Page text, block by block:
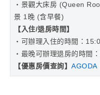
・景觀大床房 (Queen
景 1晚 (含早餐)
【入住/退房時間】
・可辦理入住的時間：
・最晚可辦理退房的時間
【優惠房價查詢】 AGODA